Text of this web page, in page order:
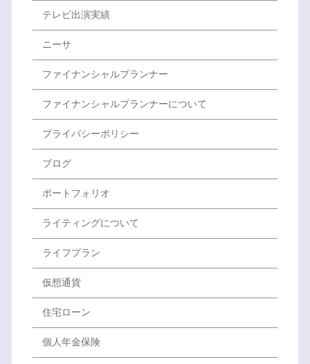
テレビ出演実績
ニーサ
ファイナンシャルプランナー
ファイナンシャルプランナーについて
プライバシーポリシー
ブログ
ポートフォリオ
ライティングについて
ライフプラン
仮想通貨
住宅ローン
個人年金保険